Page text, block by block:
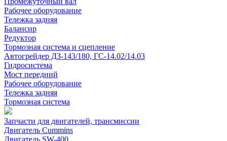
Рабочее оборудование
Тележка задняя
Балансир
Редуктор
Тормозная система и сцепление
Автогрейдер ДЗ-143/180, ГС-14.02/14.03
Гидросистема
Мост передний
Рабочее оборудование
Тележка задняя
Тормозная система
Запчасти для двигателей, трансмиссии
Двигатель Cummins